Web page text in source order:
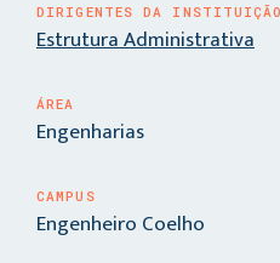
DIRIGENTES DA INSTITUIÇÃO
Estrutura Administrativa
ÁREA
Engenharias
CAMPUS
Engenheiro Coelho